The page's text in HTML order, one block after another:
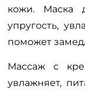
кожи. Маска
упругость,
поможет
Массаж с
увлажняет,